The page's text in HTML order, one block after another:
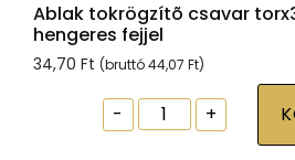
Ablak tokrögzítõ csavar
hengeres fejjel
34,70 Ft (bruttó44,07 Ft)
-
Ablak
tokrögzítõ
+